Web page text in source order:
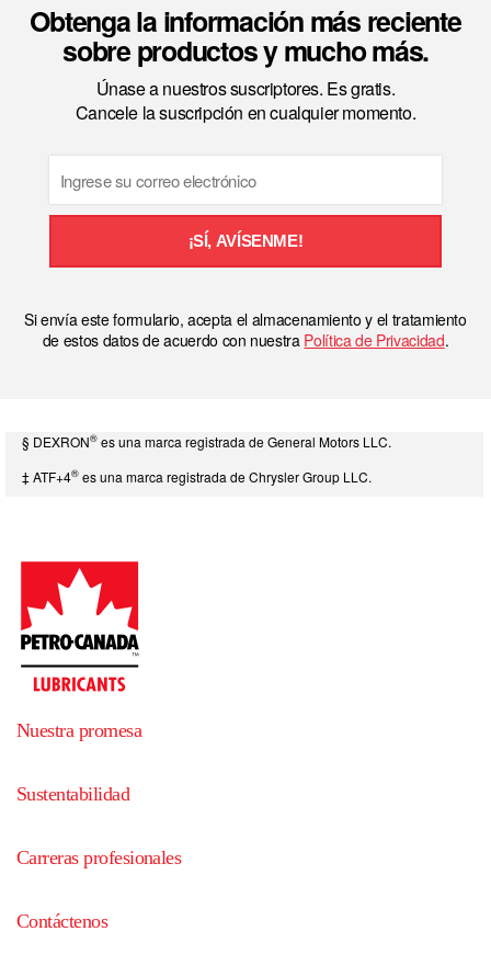
Obtenga la información más reciente
sobre productos y mucho más.
Únase a nuestros suscriptores. Es gratis.
Cancele la suscripción en cualquier momento.
¡SÍ, AVÍSENME!
Si envía este formulario, acepta el almacenamiento y el tratamiento
de estos datos de acuerdo con nuestra Política de Privacidad.
§ DEXRON® es una marca registrada de General Motors LLC.
‡ ATF+4® es una marca registrada de Chrysler Group LLC.
Nuestra promesa
Sustentabilidad
Carreras profesionales
Contáctenos